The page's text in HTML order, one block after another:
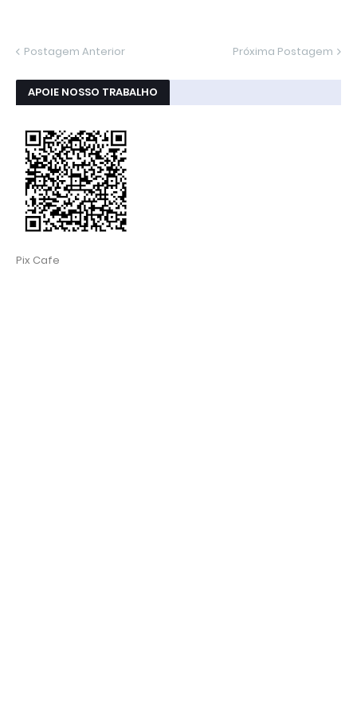
Postagem Anterior Próxima Postagem
APOIE NOSSO TRABALHO
Pix Cafe